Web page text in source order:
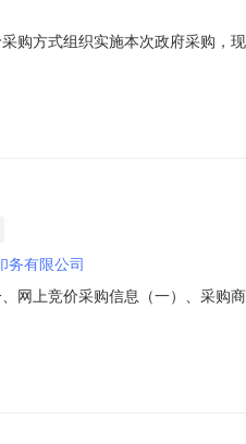
方式组织实施本次政府采购，
时间（北京时间）：2022-11-
务有限公司
上竞价采购信息（一）、采购
南省驻马店市正阳县收货